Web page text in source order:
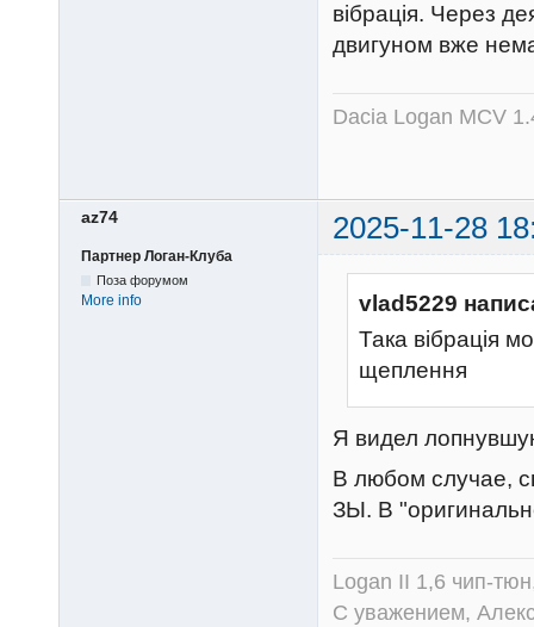
вібрація. Через
двигуном вже
Dacia Logan MCV
az74 2025-11-28
Партнер Логан-Клуба
Поза форумом
More info
vlad5229
Така вібрація
щеплення
Я видел
В любом случае,
ЗЫ. В
Logan II 1,6 чип-
С уважением,